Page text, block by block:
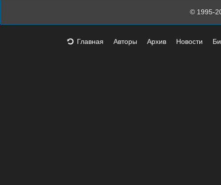
© 1995-
Главная Авторы Архив Новости